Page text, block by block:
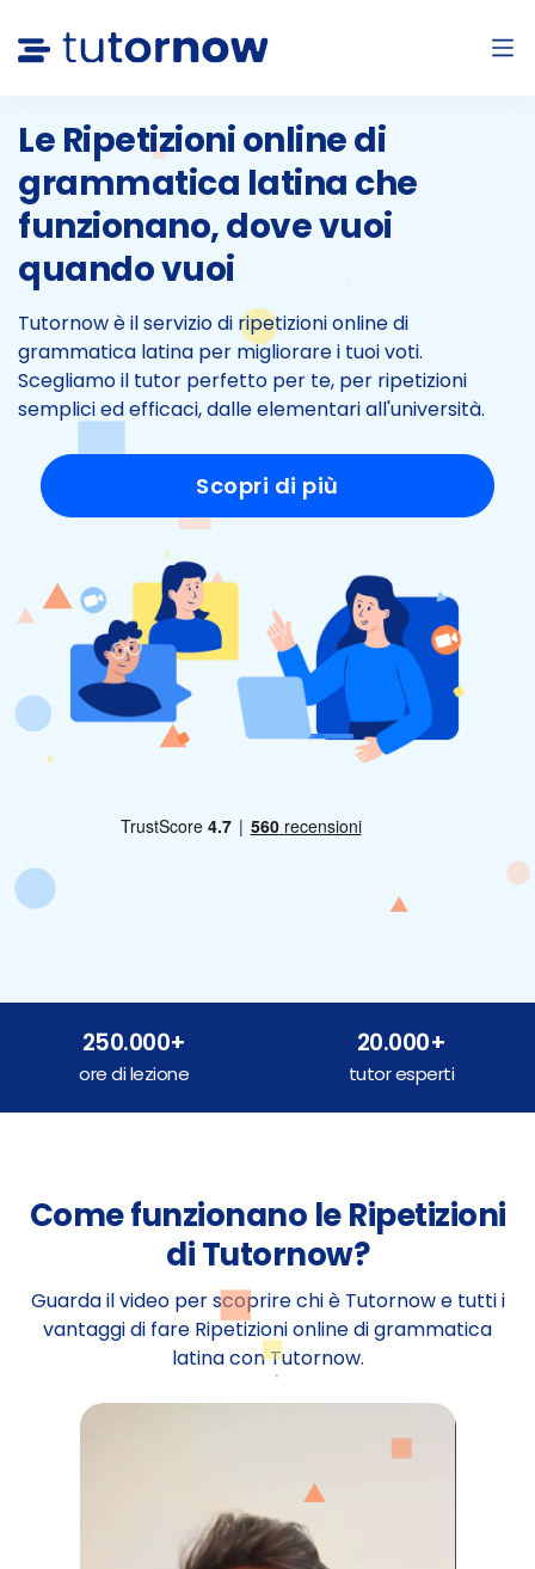
Le Ripetizioni online di
grammatica latina che
funzionano, dove vuoi
quando vuoi
Tutornow è il servizio di ripetizioni online di
grammatica latina per migliorare i tuoi voti.
Scegliamo il tutor perfetto per te, per ripetizioni
semplicied efficaci, dalle elementari all'università.
Scopri di più
250.000+
ore di lezione
20.000+
tutor esperti
Come funzionano le Ripetizioni
di Tutornow?
Guarda il video per scoprire chi è Tutornow e tutti i
vantaggi di fare Ripetizioni online di grammatica
latina con Tutornow.